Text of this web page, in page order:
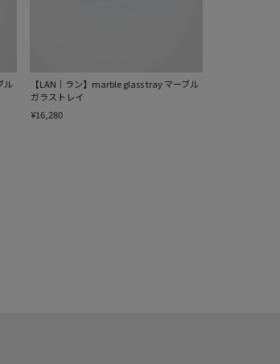
ル
【LAN｜ラン】marble glass tray マーブル
ガラストレイ
¥16,280